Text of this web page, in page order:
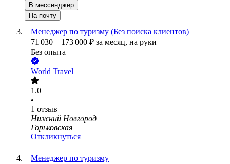
В мессенджер
На почту
Менеджер по туризму (Без поиска клиентов)
71 030 – 173 000 ₽ за месяц, на руки
Без опыта
World Travel
1.0
•
1 отзыв
Нижний Новгород
Горьковская
Откликнуться
Менеджер по туризму